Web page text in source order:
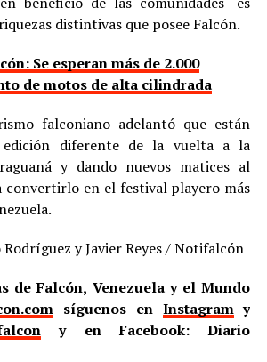
distintivas que posee Falcón.
Se esperan más de 2.000
de motos de alta cilindrada
falconiano adelantó que están
edición diferente de la vuelta a la
y dando nuevos matices al
convertirlo en el festival playero más
y Javier Reyes / Notifalcón
de Falcón, Venezuela y el Mundo
síguenos en Instagramy
y en Facebook: Diario